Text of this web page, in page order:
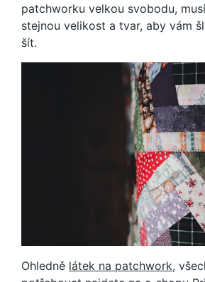
patchworku velkou svobodu,
stejnou velikost a tvar, aby vám
šít.
Ohledně látek na patchwork,